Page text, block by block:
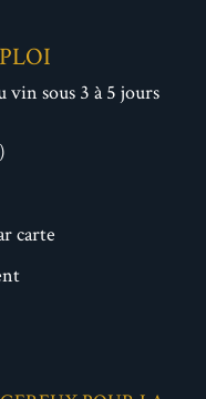
vin sous 3 à 5 jours
carte